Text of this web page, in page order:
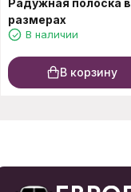
Радужная полоска
размерах
В наличии
В корзину